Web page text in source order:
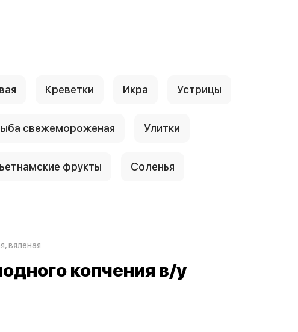
Креветки Икра Устрицы
свежемороженая Улитки
фрукты Соленья
вяленая
копчения в/у